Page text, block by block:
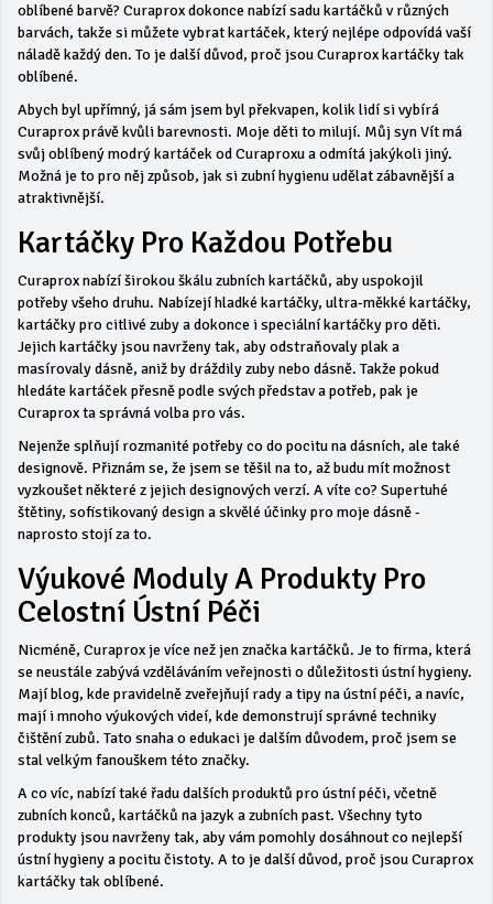
oblíbené barvě? Curaprox dokonce nabízí sadu kartáčků v různých
barvách, takže si můžete vybrat kartáček, který nejlépe odpovídá vaší
náladě každý den. To je další důvod, proč jsou Curaprox kartáčky tak
oblíbené.
Abych byl upřímný, já sám jsem byl překvapen, kolik lidí si vybírá
Curaprox právě kvůli barevnosti. Moje děti to milují. Můj syn Vít má
svůj oblíbený modrý kartáček od Curaproxu a odmítá jakýkoli jiný.
Možná je to pro něj způsob, jak si zubní hygienu udělat zábavnější a
atraktivnější.
Kartáčky Pro Každou Potřebu
Curaprox nabízí širokou škálu zubních kartáčků, aby uspokojil
potřeby všeho druhu. Nabízejí hladké kartáčky, ultra-měkké kartáčky,
kartáčky pro citlivé zuby a dokonce i speciální kartáčky pro děti.
Jejich kartáčky jsou navrženy tak, aby odstraňovaly plak a
masírovaly dásně, aniž by dráždily zuby nebo dásně. Takže pokud
hledáte kartáček přesně podle svých představ a potřeb, pak je
Curaprox ta správná volba pro vás.
Nejenže splňují rozmanité potřeby co do pocitu na dásních, ale také
designově. Přiznám se, že jsem se těšil na to, až budu mít možnost
vyzkoušet některé z jejich designových verzí. A víte co? Supertuhé
štětiny, sofistikovaný design a skvělé účinky pro moje dásně -
naprosto stojí za to.
Výukové Moduly A Produkty Pro
Celostní Ústní Péči
Nicméně, Curaprox je více než jen značka kartáčků. Je to firma, která
se neustále zabývá vzděláváním veřejnosti o důležitosti ústní hygieny.
Mají blog, kde pravidelně zveřejňují rady a tipy na ústní péči, a navíc,
mají i mnoho výukových videí, kde demonstrují správné techniky
čištění zubů. Tato snaha o edukaci je dalším důvodem, proč jsem se
stal velkým fanouškem této značky.
A co víc, nabízí také řadu dalších produktů pro ústní péči, včetně
zubních konců, kartáčků na jazyk a zubních past. Všechny tyto
produkty jsou navrženy tak, aby vám pomohly dosáhnout co nejlepší
ústní hygieny a pocitu čistoty. A to je další důvod, proč jsou Curaprox
kartáčky tak oblíbené.